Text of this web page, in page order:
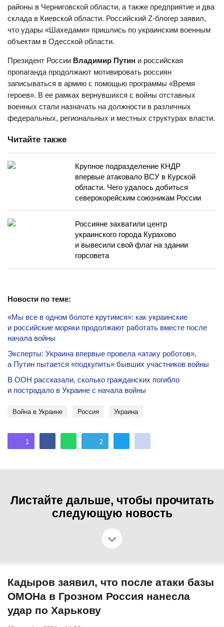
районы в Черниговской области, а также предприятие и два
склада в Киевской области. Российский Z-блогер заявил,
что удары «Шахедами» пришлись по украинским военным
объектам в Одесской области.
Президент России Владимир Путин и российская
пропаганда продолжают мотивировать россиян
записываться в армию с помощью программы «Время
героев». В ее рамках вернувшихся с войны отставных
военных стали назначать на должности в различных
федеральных, региональных и местных структурах власти.
Читайте также
Крупное подразделение КНДР
впервые атаковало ВСУ в Курской
области. Чего удалось добиться
северокорейским союзникам России
Россияне захватили центр
украинского города Курахово
и вывесили свой флаг на здании
горсовета
Новости по теме:
«Мы все в одном болоте крутимся»: как украинские
и российские моряки продолжают работать вместе после
начала войны
Эксперты: Украина впервые провела «атаку роботов»,
а Путин пытается «подкупить» бывших участников войны
В ООН рассказали, сколько гражданских погибло
и пострадало в Украине с начала войны
Война в Украине Россия Украина
1 2
Листайте дальше, чтобы прочитать
следующую новость